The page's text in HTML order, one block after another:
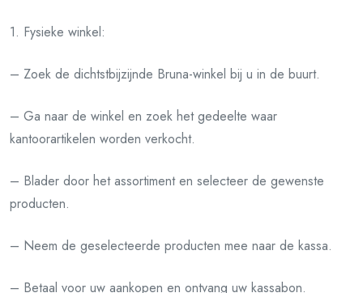
1. Fysieke winkel:
– Zoek de dichtstbijzijnde Bruna-winkel bij u in de buurt.
– Ga naar de winkel en zoek het gedeelte waar
kantoorartikelen worden verkocht.
– Blader door het assortiment en selecteer de gewenste
producten.
– Neem de geselecteerde producten mee naar de kassa.
– Betaal voor uw aankopen en ontvang uw kassabon.